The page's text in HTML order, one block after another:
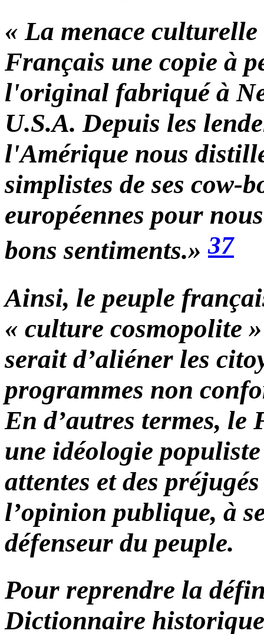
« La menace
Français une copie à
l'original fabriqué à
U.S.A. Depuis les
l'Amérique nous
simplistes de ses cow-
européennes pour
bons sentiments.» 37
Ainsi, le peuple
« culture cosmopolite
serait d’aliéner les
programmes non
En d’autres termes,
une idéologie
attentes et des
l’opinion publique, à
défenseur du peuple.
Pour reprendre la
Dictionnaire